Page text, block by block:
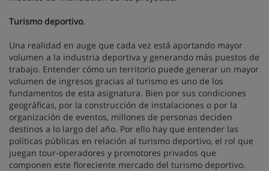
Turismo deportivo.
Una realidad en auge que cada vez está aportando mayor
volumen a la industria deportiva y generando más puestos de
trabajo. Entender cómo un territorio puede generar un mayor
volumen de ingresos gracias al turismo es uno de los
fundamentos de esta asignatura. Bien por sus condiciones
geográficas, por la construcción de instalaciones o por la
organización de eventos, millones de personas deciden
destinos a lo largo del año. Por ello hay que entender las
políticas públicas en relación al turismo deportivo, el rol que
juegan tour-operadores y promotores privados que
componen este floreciente mercado del turismo deportivo.